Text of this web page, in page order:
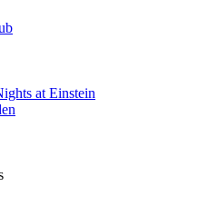
at Einstein